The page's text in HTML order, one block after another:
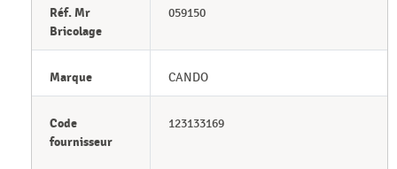
Réf. Mr
Bricolage
059150
Marque CANDO
Code
fournisseur
123133169